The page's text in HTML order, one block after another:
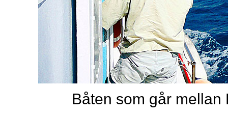
Båten som går